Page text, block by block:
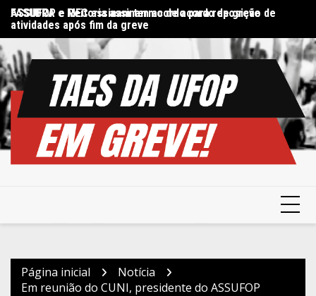
para
o
conteúdo
FASUBRA e MEC assinam termo de acordo de greve
ASSUFOP e Reitoria assinam acordo para reposição de
atividades após fim da greve
Página inicial
Notícia
Em reunião do CUNI, presidente do ASSUFOP